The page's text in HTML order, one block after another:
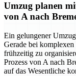
Umzug planen
von A nach
Ein gelungener
Gerade bei
frühzeitig zu
Prozess von A nach
auf das Wesentliche